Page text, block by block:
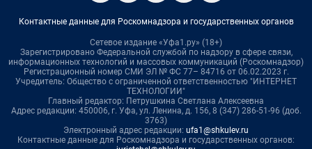
Контактные данные для Роскомнадзора и государственных органов
Сетевое издание «Уфа1.ру» (18+)
Зарегистрировано Федеральной службой по надзору в сфере связи,
информационных технологий и массовых коммуникаций (Роскомнадзор)
Регистрационный номер СМИ ЭЛ № ФС 77– 84716 от 06.02.2023 г.
Учредитель: Общество с ограниченной ответственностью "ИНТЕРНЕТ
ТЕХНОЛОГИИ"
Главный редактор: Петрушкина Светлана Алексеевна
Адрес редакции: 450006, г. Уфа, ул. Ленина, д. 156, 8 (347) 286-51-96 (доб.
3763)
Электронный адрес редакции: ufa1@shkulev.ru
Контактные данные для Роскомнадзора и государственных органов: